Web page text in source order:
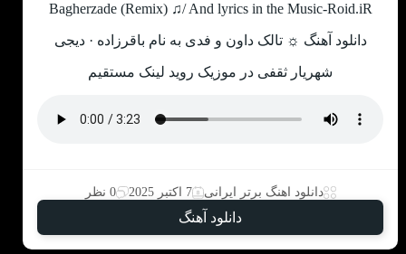
Bagherzade (Remix) ♫/ And lyrics in the Music-Roid.iR
دانلود آهنگ ☼ تالک داون و فدی به نام باقرزاده · دیجی
شهریار ثقفی در موزیک روید لینک مستقیم
دانلود اهنگ برتر ایرانی 7 اکتبر 2025 0 نظر
دانلود آهنگ